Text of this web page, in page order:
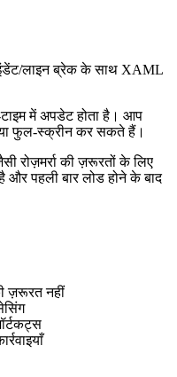
लाइन ब्रेक के साथ XAML
में अपडेट होता है। आप
या फुल‑स्क्रीन कर सकते हैं।
रोज़मर्रा की ज़रूरतों के लिए
और पहली बार लोड होने के बाद
ज़रूरत नहीं